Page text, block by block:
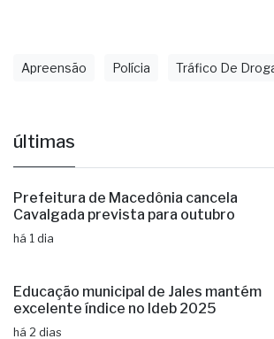
Apreensão Polícia Tráfico De
últimas
Prefeitura de Macedônia cancela
Cavalgada prevista para outubro
há 1 dia
Educação municipal de Jales mantém
excelente índice no Ideb 2025
há 2 dias